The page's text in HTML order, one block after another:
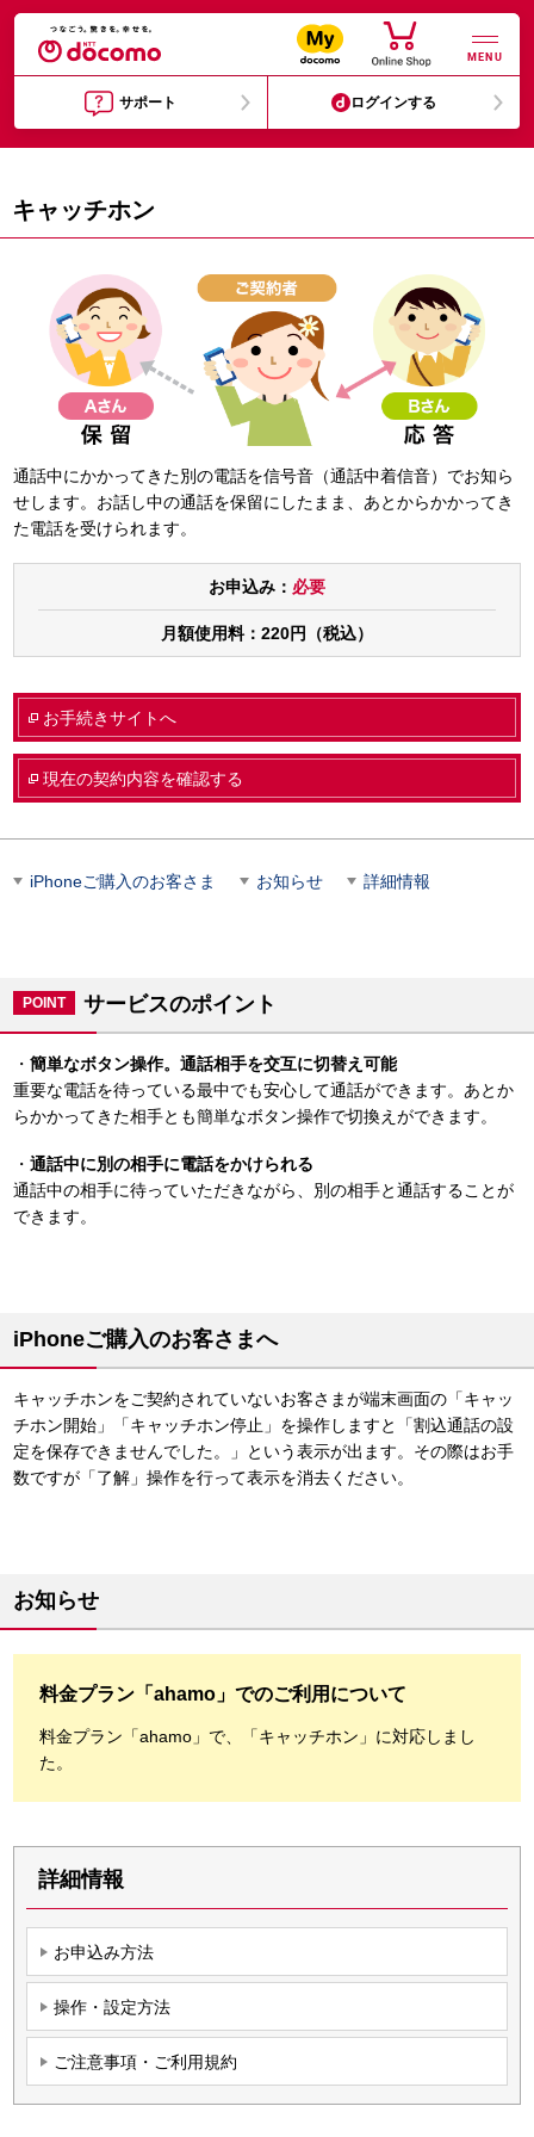
MENU
サポート ログインする
キャッチホン
通話中にかかってきた別の電話を信号音（通話中着信音）でお知ら
せします。お話し中の通話を保留にしたまま、あとからかかってき
た電話を受けられます。
お申込み： 必要
月額使用料： 220円（税込）
お手続きサイトへ
現在の契約内容を確認する
iPhoneご購入のお客さま お知らせ 詳細情報
POINT サービスのポイント
・ 簡単なボタン操作。通話相手を交互に切替え可能
重要な電話を待っている最中でも安心して通話ができます。あとか
らかかってきた相手とも簡単なボタン操作で切換えができます。
・ 通話中に別の相手に電話をかけられる
通話中の相手に待っていただきながら、別の相手と通話することが
できます。
iPhoneご購入のお客さまへ
キャッチホンをご契約されていないお客さまが端末画面の「キャッ
チホン開始」「キャッチホン停止」を操作しますと「割込通話の設
定を保存できませんでした。」という表示が出ます。その際はお手
数ですが「了解」操作を行って表示を消去ください。
お知らせ
料金プラン「ahamo」でのご利用について
料金プラン「ahamo」で、「キャッチホン」に対応しまし
た。
詳細情報
お申込み方法
操作・設定方法
ご注意事項・ご利用規約